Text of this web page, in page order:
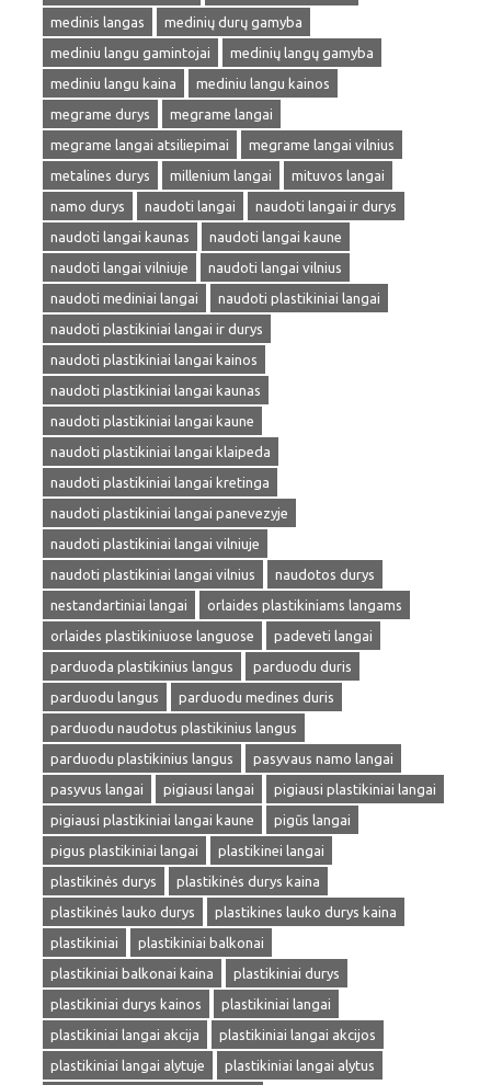
medinis langas
medinių durų gamyba
mediniu langu gamintojai
medinių langų gamyba
mediniu langu kaina
mediniu langu kainos
megrame durys
megrame langai
megrame langai atsiliepimai
megrame langai vilnius
metalines durys
millenium langai
mituvos langai
namo durys
naudoti langai
naudoti langai ir durys
naudoti langai kaunas
naudoti langai kaune
naudoti langai vilniuje
naudoti langai vilnius
naudoti mediniai langai
naudoti plastikiniai langai
naudoti plastikiniai langai ir durys
naudoti plastikiniai langai kainos
naudoti plastikiniai langai kaunas
naudoti plastikiniai langai kaune
naudoti plastikiniai langai klaipeda
naudoti plastikiniai langai kretinga
naudoti plastikiniai langai panevezyje
naudoti plastikiniai langai vilniuje
naudoti plastikiniai langai vilnius
naudotos durys
nestandartiniai langai
orlaides plastikiniams langams
orlaides plastikiniuose languose
padeveti langai
parduoda plastikinius langus
parduodu duris
parduodu langus
parduodu medines duris
parduodu naudotus plastikinius langus
parduodu plastikinius langus
pasyvaus namo langai
pasyvus langai
pigiausi langai
pigiausi plastikiniai langai
pigiausi plastikiniai langai kaune
pigūs langai
pigus plastikiniai langai
plastikinei langai
plastikinės durys
plastikinės durys kaina
plastikinės lauko durys
plastikines lauko durys kaina
plastikiniai
plastikiniai balkonai
plastikiniai balkonai kaina
plastikiniai durys
plastikiniai durys kainos
plastikiniai langai
plastikiniai langai akcija
plastikiniai langai akcijos
plastikiniai langai alytuje
plastikiniai langai alytus